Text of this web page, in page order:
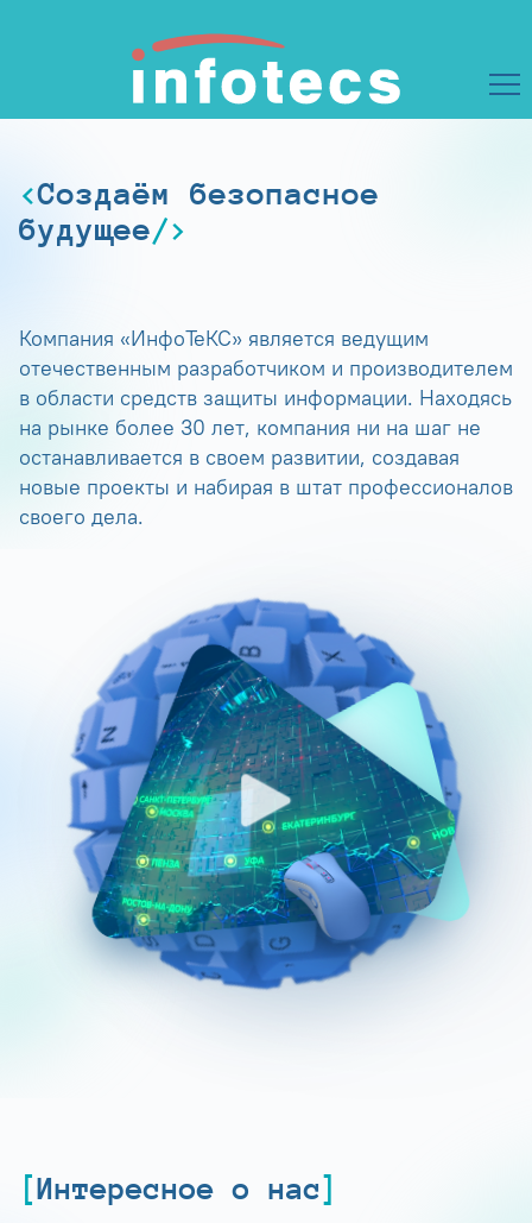
Создаём безопасное
будущее
Компания «ИнфоТеКС» является ведущим
отечественным разработчиком и производителем
в области средств защиты информации. Находясь
на рынке более 30 лет, компания ни на шаг не
останавливается в своем развитии, создавая
новые проекты и набирая в штат профессионалов
своего дела.
Интересное о нас